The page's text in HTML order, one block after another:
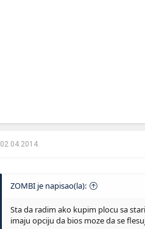
02.04.2014.
ZOMBI je napisao(la):
Sta da radim ako kupim plocu sa
imaju opciju da bios moze da se